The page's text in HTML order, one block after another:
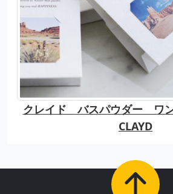
クレイド バスパウダー ワ
CLAYD